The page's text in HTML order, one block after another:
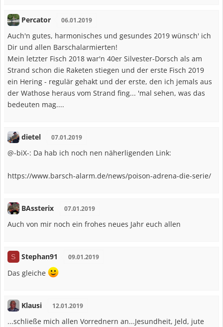
Percator 06.01.2019
Auch'n gutes, harmonisches und gesundes 2019 wünsch' ich
Dir und allen Barschalarmierten!
Mein letzter Fisch 2018 war'n 40er Silvester-Dorsch als am
Strand schon die Raketen stiegen und der erste Fisch 2019
ein Hering - regulär gehakt und der erste, den ich jemals aus
der Wathose heraus vom Strand fing... 'mal sehen, was das
bedeuten mag....
dietel 07.01.2019
@-biX-: Da hab ich noch nen näherligenden Link:
https://www.barsch-alarm.de/news/poison-adrena-die-serie/
BAssterix 07.01.2019
Auch von mir noch ein frohes neues Jahr euch allen
S Stephan91 09.01.2019
Das gleiche
Klausi 12.01.2019
...schließe mich allen Vorrednern an...Jesundheit, Jeld, jute